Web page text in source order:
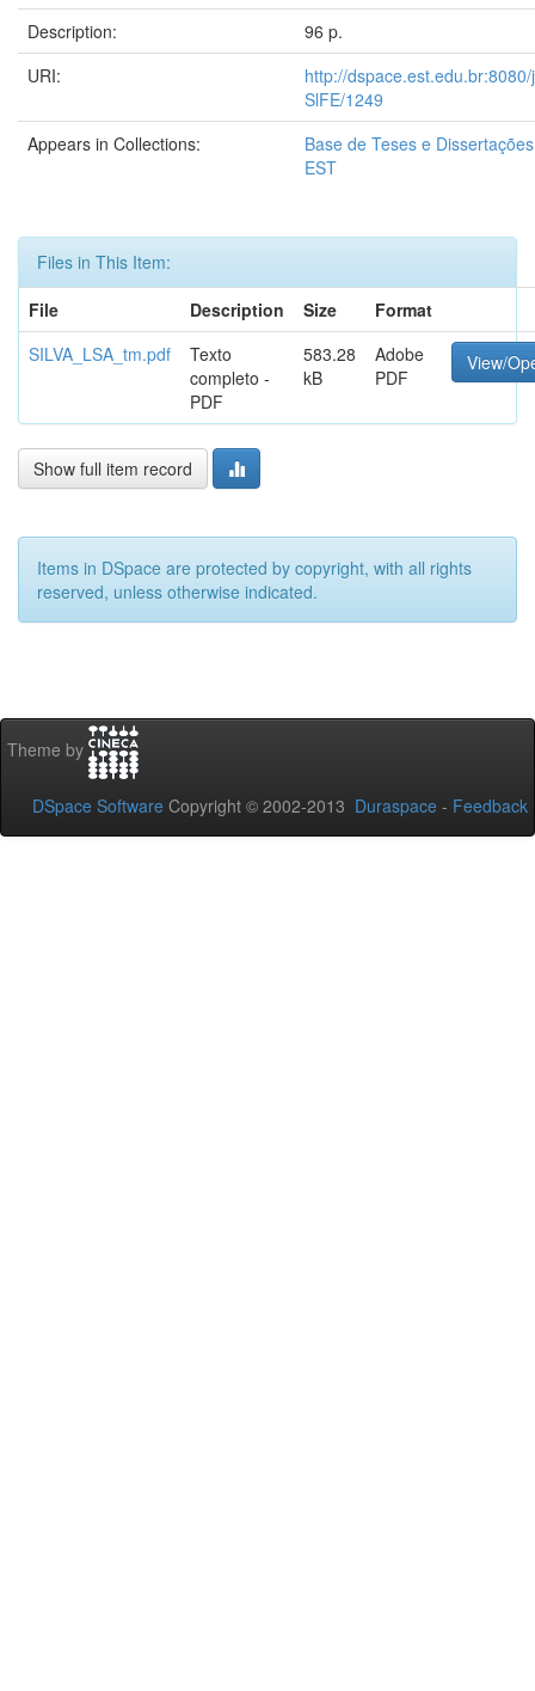
Description:
96 p.
URI:
http://
SlFE/1249
Appears in Collections:
Base de Teses e
EST
Files in This Item:
File
Description Size
Format
SILVA_LSA_tm.pdf
Texto
completo -
PDF
583.28
kB
Adobe
PDF
View/
Show full item record
Items in DSpace are protected by copyright, with all rights
reserved, unless otherwise indicated.
Theme by
DSpace Software Copyright © 2002-2013 Duraspace - Feedback